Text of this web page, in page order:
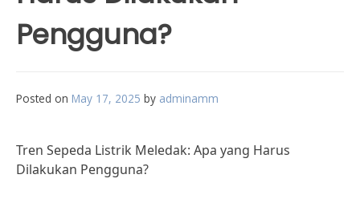
Pengguna?
Posted on May 17, 2025 by adminamm
Tren Sepeda Listrik Meledak: Apa yang Harus
Dilakukan Pengguna?